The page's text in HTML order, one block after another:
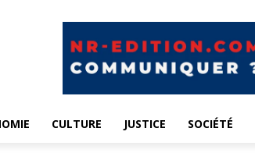
CULTURE JUSTICE SOCIÉTÉ